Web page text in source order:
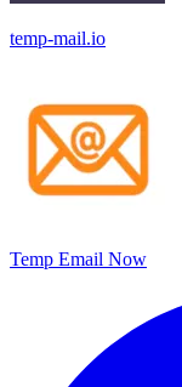
temp-mail.io
Temp Email Now